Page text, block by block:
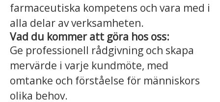
farmaceutiska kompetens och vara med i
alla delar av verksamheten.
Vad du kommer att göra hos oss:
Ge professionell rådgivning och skapa
mervärde i varje kundmöte, med
omtanke och förståelse för människors
olika behov.